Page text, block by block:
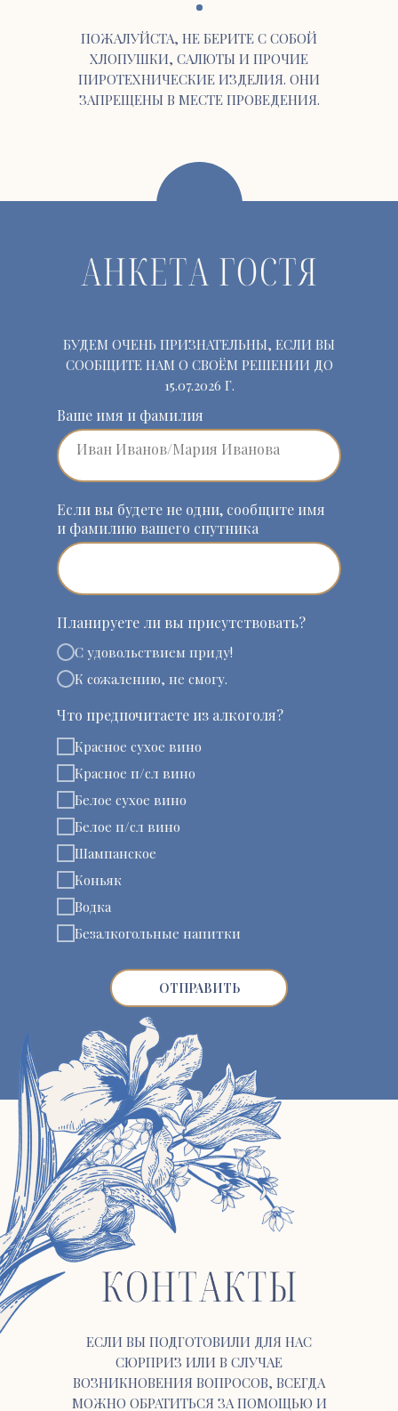
ПОЖАЛУЙСТА, НЕ БЕРИТЕ С СОБОЙ
ХЛОПУШКИ, САЛЮТЫ И ПРОЧИЕ
ПИРОТЕХНИЧЕСКИЕ ИЗДЕЛИЯ. ОНИ
ЗАПРЕЩЕНЫ В МЕСТЕ ПРОВЕДЕНИЯ.
БУДЕМ ОЧЕНЬ ПРИЗНАТЕЛЬНЫ, ЕСЛИ ВЫ
СООБЩИТЕ НАМ О СВОЁМ РЕШЕНИИ ДО
15.07.2026 Г.
ЕСЛИ ВЫ ПОДГОТОВИЛИ ДЛЯ НАС
СЮРПРИЗ ИЛИ В СЛУЧАЕ
ВОЗНИКНОВЕНИЯ ВОПРОСОВ, ВСЕГДА
МОЖНО ОБРАТИТЬСЯ ЗА ПОМОЩЬЮ И
Ваше имя и фамилия
Если вы будете не одни, сообщите имя
и фамилию вашего спутника
Планируете ли вы присутствовать?
С удовольствием приду!
К сожалению, не смогу.
Что предпочитаете из алкоголя?
Красное сухое вино
Красное п/сл вино
Белое сухое вино
Белое п/сл вино
Шампанское
Коньяк
Водка
Безалкогольные напитки
ОТПРАВИТЬ